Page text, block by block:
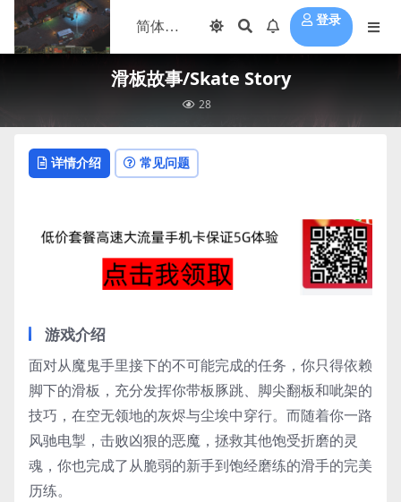
登录
滑板故事/Skate Story
28
详情介绍 常见问题
游戏介绍
面对从魔鬼手里接下的不可能完成的任务，你只得依赖
脚下的滑板，充分发挥你带板豚跳、脚尖翻板和呲架的
技巧，在空无领地的灰烬与尘埃中穿行。而随着你一路
风驰电掣，击败凶狠的恶魔，拯救其他饱受折磨的灵
魂，你也完成了从脆弱的新手到饱经磨练的滑手的完美
历练。